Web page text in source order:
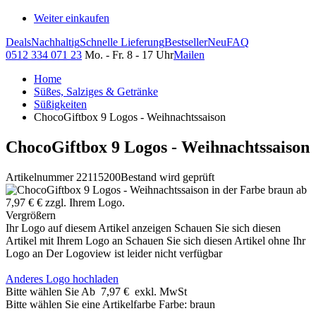
Weiter einkaufen
DealsNachhaltigSchnelle LieferungBestsellerNeuFAQ
0512 334 071 23 Mo. - Fr. 8 - 17 UhrMailen
Home
Süßes, Salziges & Getränke
Süßigkeiten
ChocoGiftbox 9 Logos - Weihnachtssaison
ChocoGiftbox 9 Logos - Weihnachtssaison
Artikelnummer 22115200Bestand wird geprüft
Vergrößern
Ihr Logo auf diesem Artikel anzeigen Schauen Sie sich diesen
Artikel mit Ihrem Logo an Schauen Sie sich diesen Artikel ohne Ihr
Logo an Der Logoview ist leider nicht verfügbar
Anderes Logo hochladen
Bitte wählen Sie Ab 7,97 € exkl. MwSt
Bitte wählen Sie eine Artikelfarbe Farbe: braun